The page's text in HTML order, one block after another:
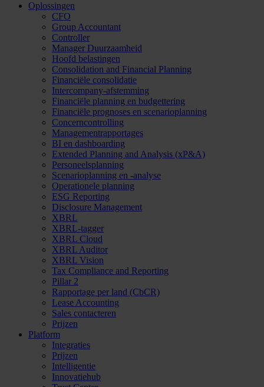
Oplossingen
CFO
Group Accountant
Controller
Manager Duurzaamheid
Hoofd belastingen
Consolidation and Financial Planning
Financiële consolidatie
Intercompany-afstemming
Financiële planning en budgettering
Financiële prognoses en scenarioplanning
Concerncontrolling
Managementrapportages
BI en dashboarding
Extended Planning and Analysis (xP&A)
Personeelsplanning
Scenarioplanning en -analyse
Operationele planning
ESG Reporting
Disclosure Management
XBRL
XBRL-tagger
XBRL Cloud
XBRL Auditor
XBRL Vision
Tax Compliance and Reporting
Pillar 2
Rapportage per land (CbCR)
Lease Accounting
Sales contacteren
Prijzen
Platform
Integraties
Prijzen
Intelligentie
Innovatiehub